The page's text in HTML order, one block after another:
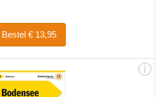
Bestel € 13,95